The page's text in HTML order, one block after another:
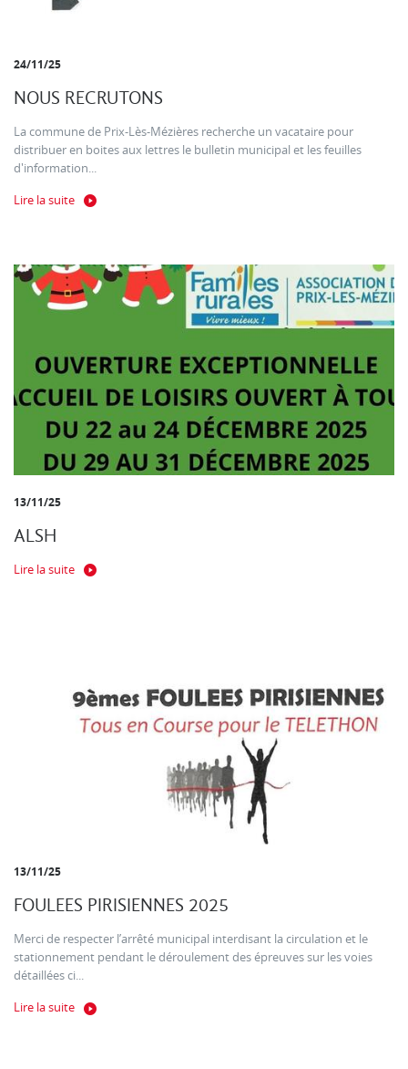
24/11/25
NOUS RECRUTONS
La commune de Prix-Lès-Mézières recherche un vacataire pour
distribuer en boites aux lettres le bulletin municipal et les feuilles
d'information...
Lire la suite
13/11/25
ALSH
Lire la suite
13/11/25
FOULEES PIRISIENNES 2025
Merci de respecter l’arrêté municipal interdisant la circulation et le
stationnement pendant le déroulement des épreuves sur les voies
détaillées ci...
Lire la suite